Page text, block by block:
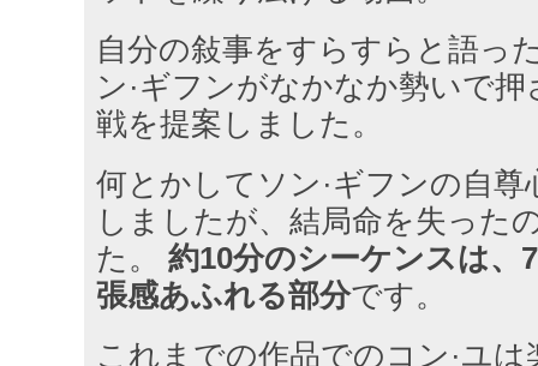
自分の敍事をすらすらと語っ
ン·ギフンがなかなか勢いで
戦を提案しました。
何とかしてソン·ギフンの自
しましたが、結局命を失った
た。 約10分のシーケンスは、
張感あふれる部分です。
これまでの作品でのコン·ユ